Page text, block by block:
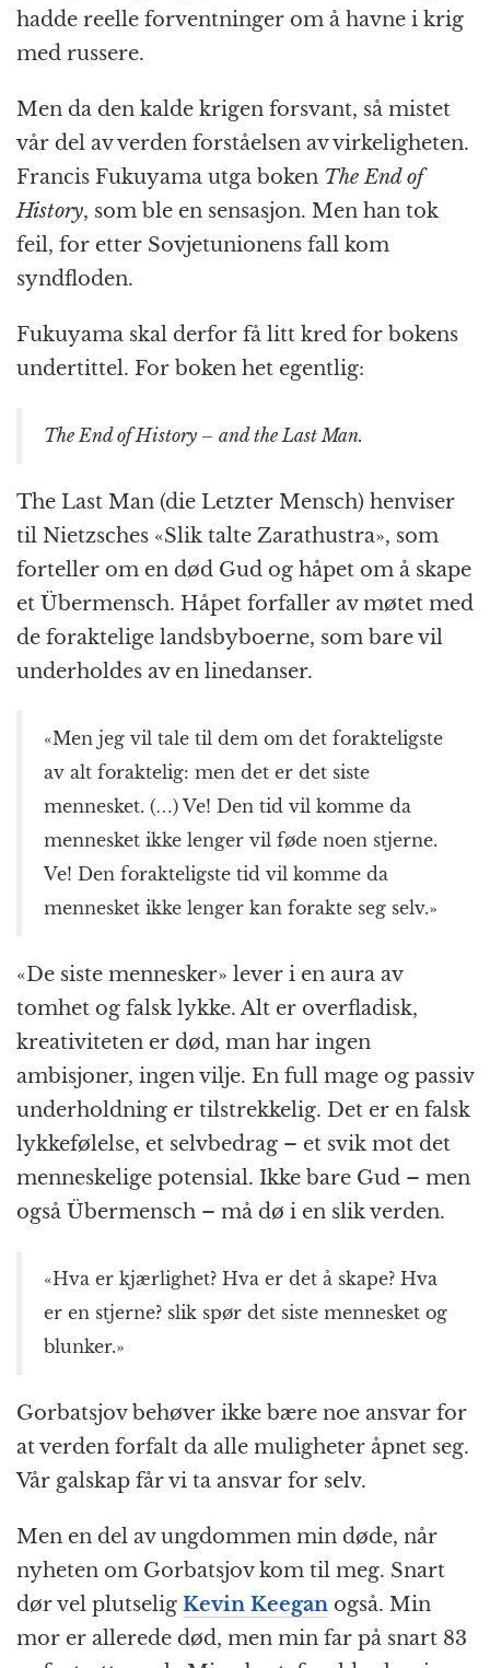
hadde reelle forventninger om å havne i krig
med russere.
Men da den kalde krigen forsvant, så mistet
vår del av verden forståelsen av virkeligheten.
Francis Fukuyama utga boken The End of
History, som ble en sensasjon. Men han tok
feil, for etter Sovjetunionens fall kom
syndfloden.
Fukuyama skal derfor få litt kred for bokens
undertittel. For boken het egentlig:
The End of History – and the Last Man.
The Last Man (die Letzter Mensch) henviser
til Nietzsches «Slik talte Zarathustra», som
forteller om en død Gud og håpet om å skape
et Übermensch. Håpet forfaller av møtet med
de foraktelige landsbyboerne, som bare vil
underholdes av en linedanser.
«Men jeg vil tale til dem om det forakteligste
av alt foraktelig: men det er det siste
mennesket. (…) Ve! Den tid vil komme da
mennesket ikke lenger vil føde noen stjerne.
Ve! Den forakteligste tid vil komme da
mennesket ikke lenger kan forakte seg selv.»
«De siste mennesker» lever i en aura av
tomhet og falsk lykke. Alt er overfladisk,
kreativiteten er død, man har ingen
ambisjoner, ingen vilje. En full mage og passiv
underholdning er tilstrekkelig. Det er en falsk
lykkefølelse, et selvbedrag – et svik mot det
menneskelige potensial. Ikke bare Gud – men
også Übermensch – må dø i en slik verden.
«Hva er kjærlighet? Hva er det å skape? Hva
er en stjerne? slik spør det siste mennesket og
blunker.»
Gorbatsjov behøver ikke bære noe ansvar for
at verden forfalt da alle muligheter åpnet seg.
Vår galskap får vi ta ansvar for selv.
Men en del av ungdommen min døde, når
nyheten om Gorbatsjov kom til meg. Snart
dør vel plutselig Kevin Keegan også. Min
mor er allerede død, men min far på snart 83